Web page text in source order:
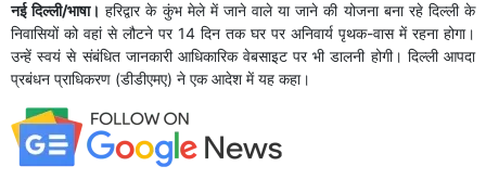
नई दिल्ली/भाषा। हरिद्वार के कुंभ मेले में जाने वाले या जाने की योजना बना रहे दिल्ली के
निवासियों को वहां से लौटने पर 14 दिन तक घर पर अनिवार्य पृथक-वास में रहना होगा।
उन्हें स्वयं से संबंधित जानकारी आधिकारिक वेबसाइट पर भी डालनी होगी। दिल्ली आपदा
प्रबंधन प्राधिकरण (डीडीएमए) ने एक आदेश में यह कहा।